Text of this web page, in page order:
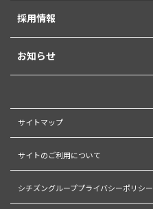
採用情報
お知らせ
サイトマップ
サイトのご利用について
シチズングループプライバシーポリシー